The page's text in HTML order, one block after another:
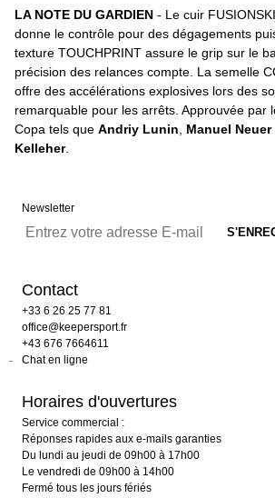
LA NOTE DU GARDIEN - Le cuir
donne le contrôle pour des dégagements
texture TOUCHPRINT assure le grip sur le
précision des relances compte. La semelle
offre des accélérations explosives lors des
remarquable pour les arrêts. Approuvée par
Copa tels que Andriy Lunin Manuel Neuer
Kelleher.
Newsletter
Contact
+33 6 26 25 77 81
office@keepersport.fr
+43 676 7664611
Chat en ligne
Horaires d'ouvertures
Service commercial :
Réponses rapides aux e-mails garanties
Du lundi au jeudi de 09h00 à 17h00
Le vendredi de 09h00 à 14h00
Fermé tous les jours fériés